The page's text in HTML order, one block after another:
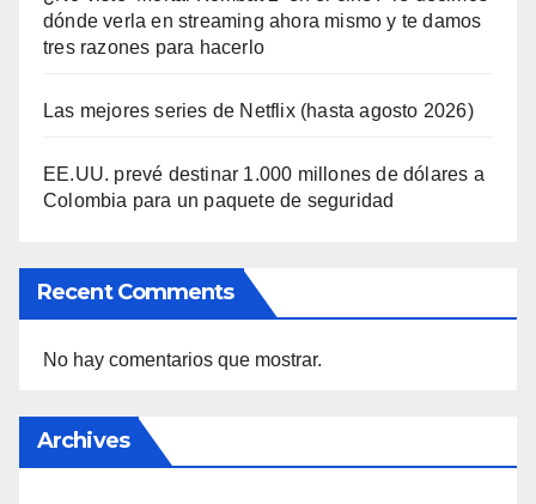
dónde verla en streaming ahora mismo y te damos
tres razones para hacerlo
Las mejores series de Netflix (hasta agosto 2026)
EE.UU. prevé destinar 1.000 millones de dólares a
Colombia para un paquete de seguridad
Recent Comments
No hay comentarios que mostrar.
Archives